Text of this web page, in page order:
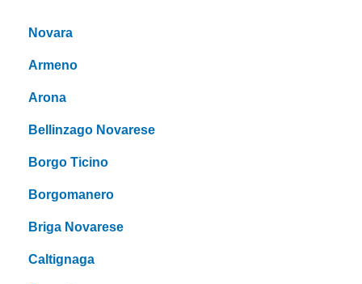
Novara
Armeno
Arona
Bellinzago Novarese
Borgo Ticino
Borgomanero
Briga Novarese
Caltignaga